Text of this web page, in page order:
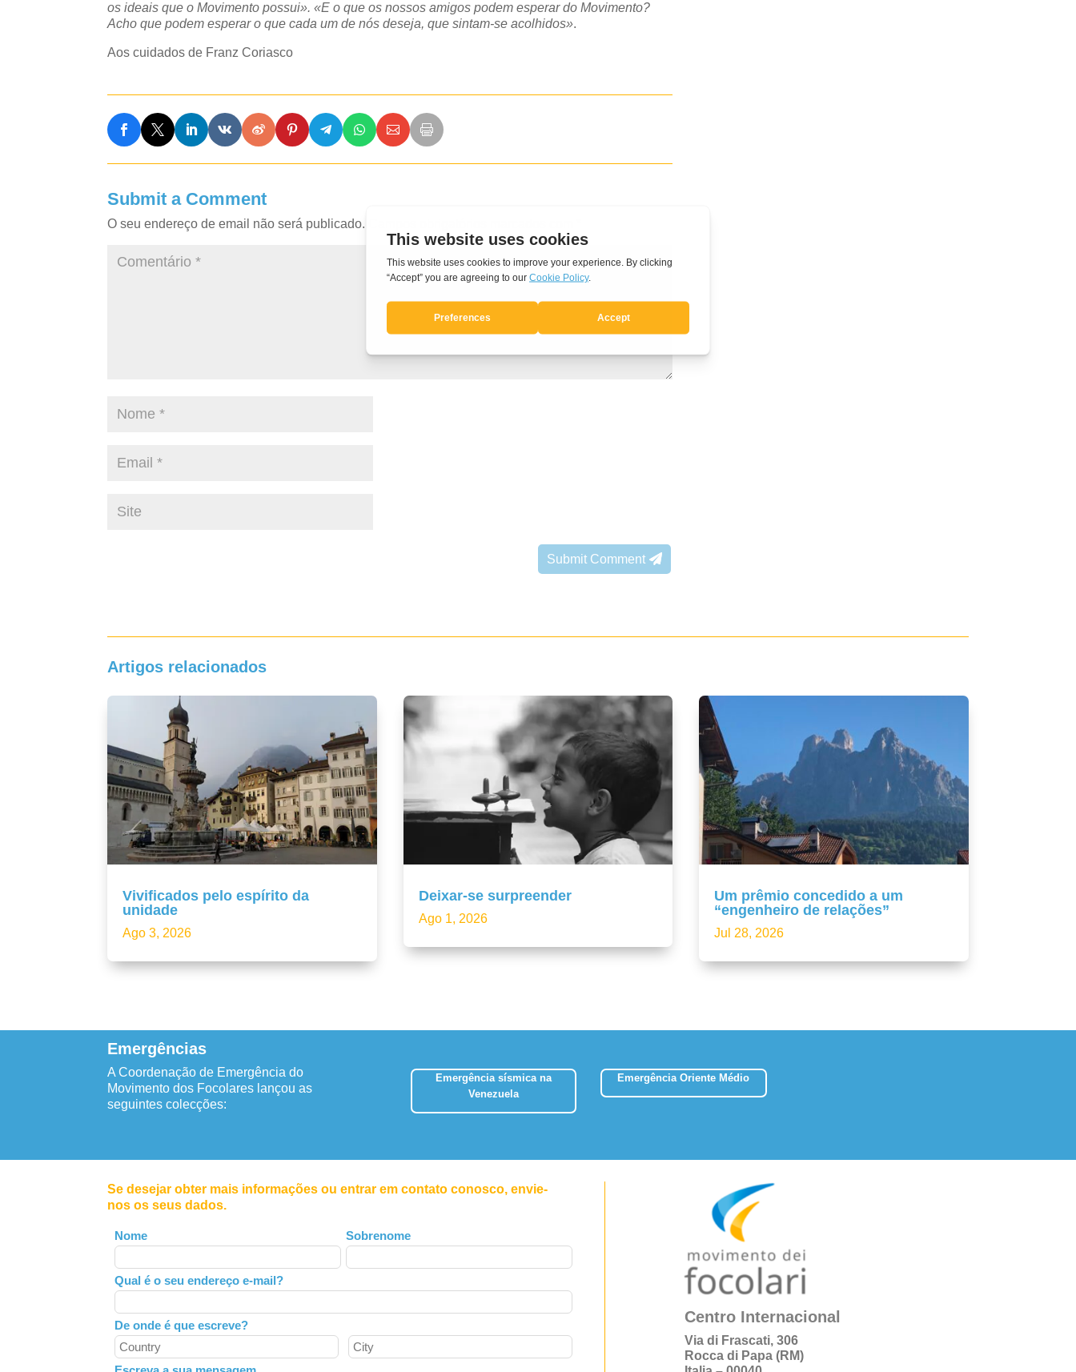
os ideais que o Movimento possui». «E o que os nossos amigos podem esperar do Movimento?
Acho que podem esperar o que cada um de nós deseja, que sintam-se acolhidos».
Aos cuidados de Franz Coriasco
Submit a Comment
O seu endereço de email não será publicado.
Submit Comment
Artigos relacionados
Vivificados pelo espírito da
unidade
Ago 3, 2026
Deixar-se surpreender
Ago 1, 2026
Um prêmio concedido a um
“engenheiro de relações”
Jul 28, 2026
Emergências
A Coordenação de Emergência do
Movimento dos Focolares lançou as
seguintes colecções:
Emergência sísmica na
Venezuela
Emergência Oriente Médio
Se desejar obter mais informações ou entrar em contato conosco, envie-
nos os seus dados.
Leave
this
field
blank
Nome Sobrenome
Qual é o seu endereço e-mail?
De onde é que escreve? Centro Internacional
Via di Frascati, 306
Rocca di Papa (RM)